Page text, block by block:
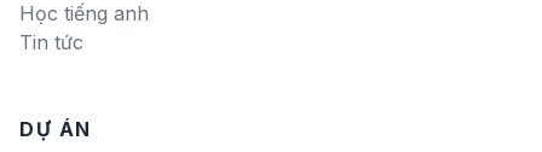
Học tiếng anh
Tin tức
DỰ ÁN